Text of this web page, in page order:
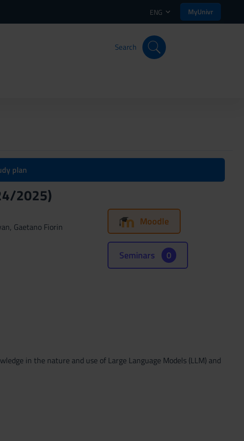
ENG MyUnivr
Search
plan
2025)
Gaetano Fiorin
Moodle
Seminars 0
in the nature and use of Large Language Models (LLM) and